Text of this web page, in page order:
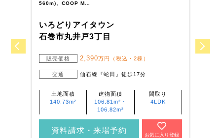
560m)、COOP M…
いろどりアイタウン
石巻市丸井戸3丁目
販売価格 2,390万円（税込・2棟）
交通 仙石線『蛇田』徒歩17分
土地面積
140.73m²
建物面積
106.81m²・
106.82m²
間取り
4LDK
資料請求・来場予約
お気に入り登録